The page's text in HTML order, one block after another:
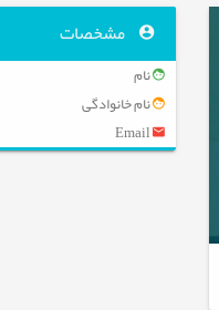
مشخصات
نام
نام خانوادگی